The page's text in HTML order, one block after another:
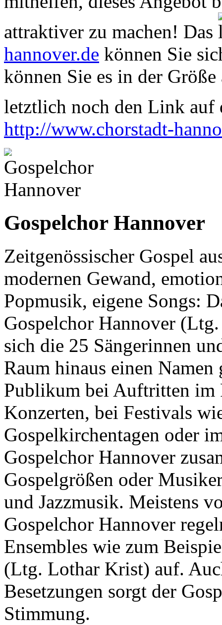
attraktiver zu machen! Das
hannover.de können Sie
können Sie es in der
letztlich noch den Link auf
http://www.chorstadt-
Gospelchor Hannover
Zeitgenössischer Gospel
modernen Gewand,
Popmusik, eigene Songs:
Gospelchor Hannover
sich die 25 Sängerinnen
Raum hinaus einen
Publikum bei Auftritten im
Konzerten, bei Festivals
Gospelkirchentagen oder
Gospelchor Hannover
Gospelgrößen oder
und Jazzmusik. Meistens
Gospelchor Hannover
Ensembles wie zum
(Ltg. Lothar Krist) auf.
Besetzungen sorgt der
Stimmung.